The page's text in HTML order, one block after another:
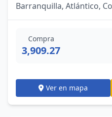
Barranquilla, Atlántico,
Compra
3,909.27
Ver en mapa